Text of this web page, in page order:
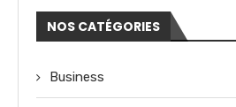
NOS CATÉGORIES
Business